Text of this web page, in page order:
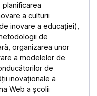
a culturii
inovare a educației),
de
organizarea unor
a modelelor de
de
inovaționale a
Web a școlii